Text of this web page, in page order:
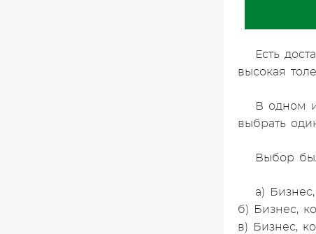
Есть
высокая
В одном
выбрать
Выбор
а)
б) Бизнес,
в) Бизнес,